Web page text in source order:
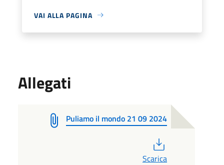
VAI ALLA PAGINA
Allegati
Puliamo il mondo 21 09 2024
Scarica